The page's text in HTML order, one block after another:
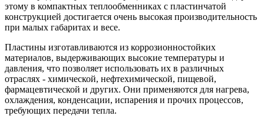
этому в компактных теплообменниках с пластинчатой
конструкцией достигается очень высокая производительность
при малых габаритах и весе.
Пластины изготавливаются из коррозионностойких
материалов, выдерживающих высокие температуры и
давления, что позволяет использовать их в различных
отраслях - химической, нефтехимической, пищевой,
фармацевтической и других. Они применяются для нагрева,
охлаждения, конденсации, испарения и прочих процессов,
требующих передачи тепла.